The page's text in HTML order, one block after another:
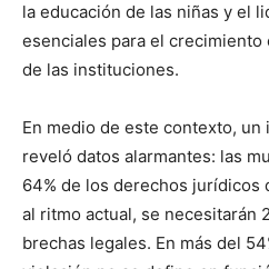
la educación de las niñas y el
esenciales para el
de las instituciones.
En medio de este contexto, un
reveló datos alarmantes: las
64% de los derechos jurídicos
al ritmo actual, se necesitarán
brechas legales. En más del